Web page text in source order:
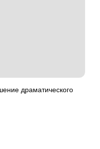
драматического